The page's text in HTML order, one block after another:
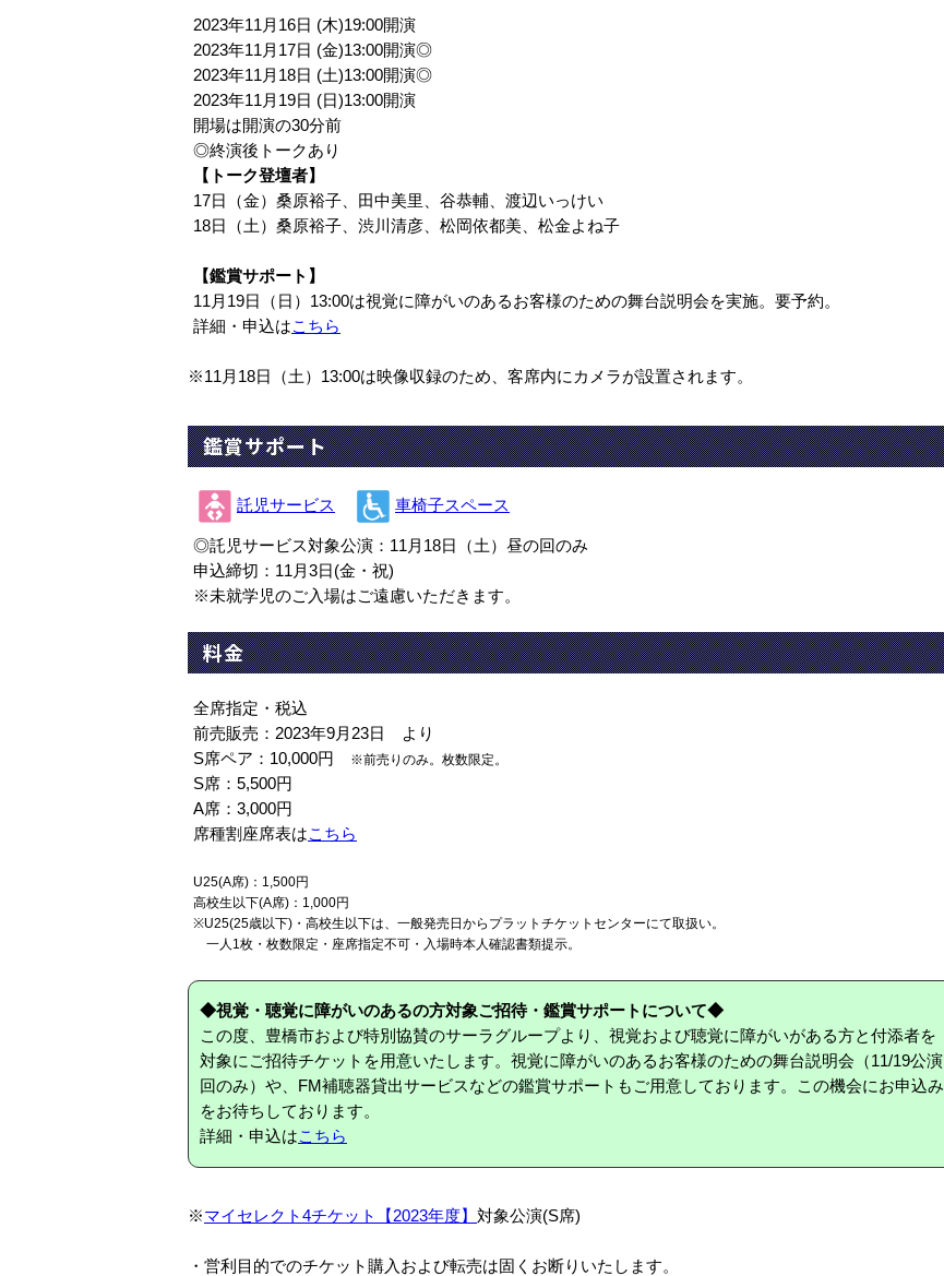
2023年11月16日 (木)19:00開演
2023年11月17日 (金)13:00開演◎
2023年11月18日 (土)13:00開演◎
2023年11月19日 (日)13:00開演
開場は開演の30分前
◎終演後トークあり
【トーク登壇者】
17日（金）桑原裕子、田中美里、谷恭輔、渡辺いっけい
18日（土）桑原裕子、渋川清彦、松岡依都美、松金よね子
【鑑賞サポート】
11月19日（日）13:00は視覚に障がいのあるお客様のための舞台説明会を実施。要予約。
詳細・申込はこちら
※11月18日（土）13:00は映像収録のため、客席内にカメラが設置されます。
鑑賞サポート
託児サービス 車椅子スペース
◎託児サービス対象公演：11月18日（土）昼の回のみ
申込締切：11月3日(金・祝)
※未就学児のご入場はご遠慮いただきます。
料金
全席指定・税込
前売販売：2023年9月23日 より
S席ペア：10,000円
※前売りのみ。枚数限定。
S席：5,500円
A席：3,000円
席種割座席表はこちら
U25(A席)：1,500円
高校生以下(A席)：1,000円
※U25(25歳以下)・高校生以下は、一般発売日からプラットチケットセンターにて取扱い。
一人1枚・枚数限定・座席指定不可・入場時本人確認書類提示。
◆視覚・聴覚に障がいのあるの方対象ご招待・鑑賞サポートについて◆
この度、豊橋市および特別協賛のサーラグループより、視覚および聴覚に障がいがある方と付添者を
対象にご招待チケットを用意いたします。視覚に障がいのあるお客様のための舞台説明会（11/19公演
回のみ）や、FM補聴器貸出サービスなどの鑑賞サポートもご用意しております。この機会にお申込み
をお待ちしております。
詳細・申込はこちら
※マイセレクト4チケット【2023年度】 対象公演(S席)
・営利目的でのチケット購入および転売は固くお断りいたします。